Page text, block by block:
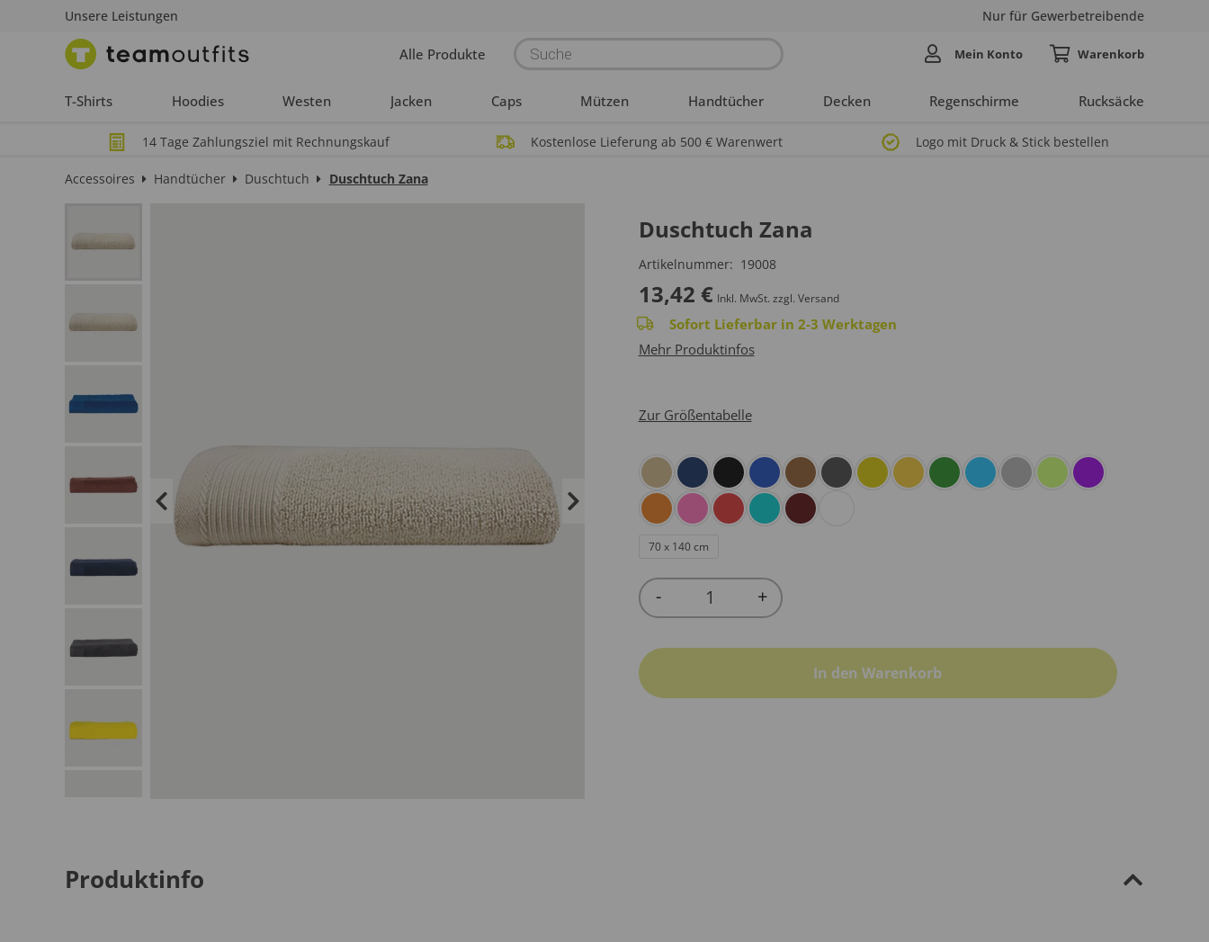
Unsere Leistungen Nur für Gewerbetreibende
Alle Produkte Products
search
T-Shirts Hoodies Westen Jacken Caps Mützen Handtücher Decken Regenschirme Rucksäcke
Mein Konto
14 Tage Zahlungsziel mit Rechnungskauf Kostenlose Lieferung ab 500 € Warenwert Logo mit Druck & Stick bestellen
Accessoires Handtücher Duschtuch Duschtuch Zana
Duschtuch Zana
Artikelnummer: 19008
13,42 € Inkl. MwSt. zzgl. Versand
Sofort Lieferbar in 2-3 Werktagen
Mehr Produktinfos
Zur Größentabelle
70 x 140 cm
Quantity
- +
In den Warenkorb
Produktinfo